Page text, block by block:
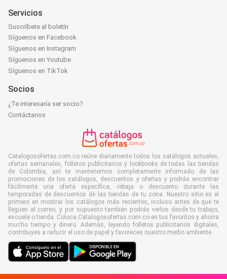
Servicios
Suscríbete al boletín
Síguenos en Facebook
Síguenos en Instagram
Síguenos en Youtube
Síguenos en TikTok
Socios
¿Te interesaría ser socio?
Contáctanos
Catalogosofertas.com.co reúne diariamente todos los catálogos actuales,
ofertas semanales, folletos publicitarios y lookbooks de todas las tiendas
de Colombia, así te mantenemos completamente informado de las
promociones de los catálogos, descuentos y ofertas y podrás encontrar
fácilmente una oferta específica, rebaja o descuento durante las
temporadas de descuentos de las tiendas de tu zona. Nuestro sitio es el
primero en mostrar los catálogos más recientes, incluso antes de que te
lleguen al correo, y por supuesto también podrás verlos desde tu trabajo,
escuela o tienda. Coloca Catalogosofertas.com.co en tus favoritos y ahorra
mucho tiempo y dinero. Además, leyendo folletos publicitarios digitales,
contribuyes a reducir el uso de papel y favoreces nuestro medio ambiente.